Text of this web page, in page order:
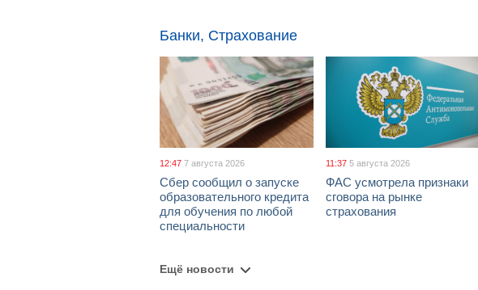
Банки, Страхование
12:47 7 августа 2026
Сбер сообщил о запуске
образовательного кредита
для обучения по любой
специальности
11:37 5 августа 2026
ФАС усмотрела признаки
сговора на рынке
страхования
Ещё новости